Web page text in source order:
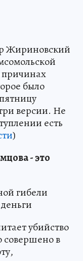
Жириновский
было
версии. Не
есть
)
- это
гибели
убийство
совершено в